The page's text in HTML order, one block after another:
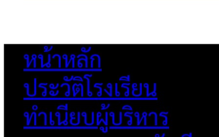
หน้าหลัก
ประวัติโรงเรียน
ทำเนียบผู้บริหาร